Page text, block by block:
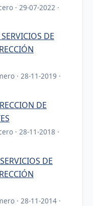
· 29-07-2022 ·
DE
· 28-11-2019 ·
DE
· 28-11-2018 ·
DE
· 28-11-2014 ·